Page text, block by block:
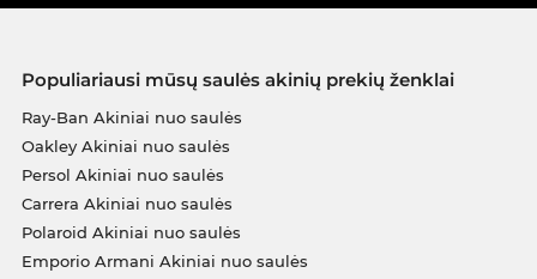
Populiariausi mūsų saulės akinių prekių ženklai
Ray-Ban Akiniai nuo saulės
Oakley Akiniai nuo saulės
Persol Akiniai nuo saulės
Carrera Akiniai nuo saulės
Polaroid Akiniai nuo saulės
Emporio Armani Akiniai nuo saulės